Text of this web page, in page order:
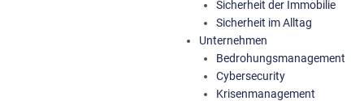
Sicherheit der Immobilie
Sicherheit im Alltag
Unternehmen
Bedrohungsmanagement
Cybersecurity
Krisenmanagement